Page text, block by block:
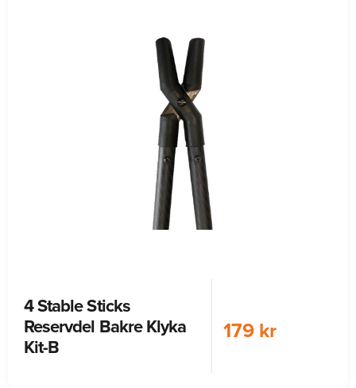
4 Stable Sticks
Reservdel Bakre Klyka
Kit-B
179 kr